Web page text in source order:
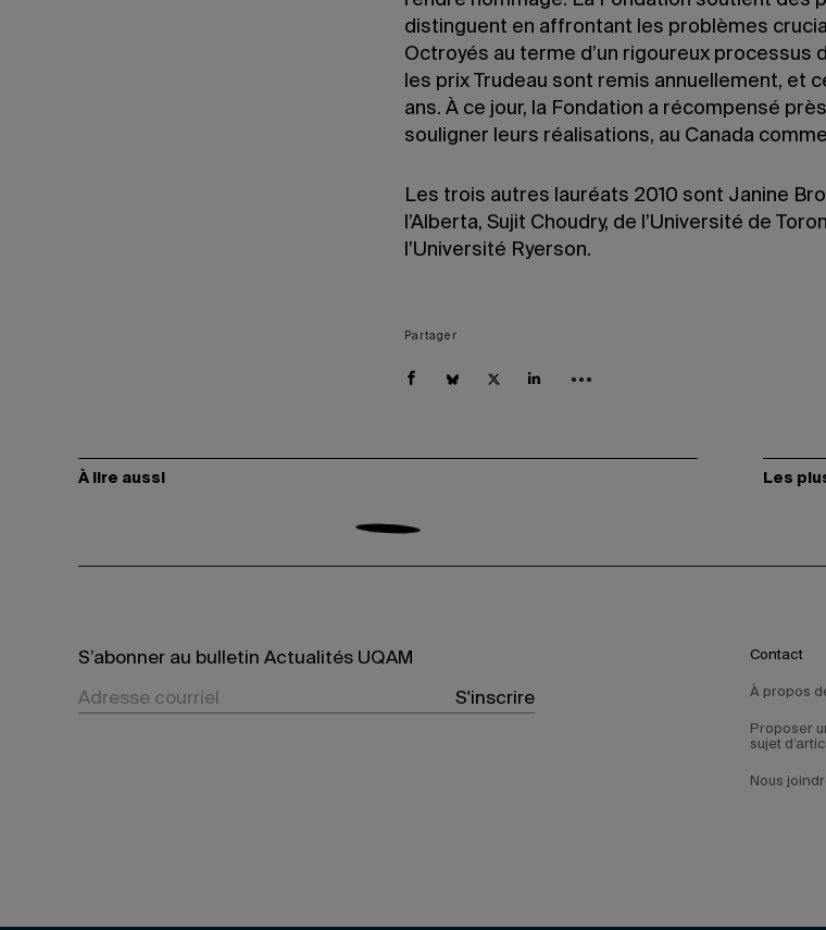
distinguent en affrontant les problèmes
Octroyés au terme d’un rigoureux processus
les prix Trudeau sont remis annuellement, et
ans. À ce jour, la Fondation a récompensé
souligner leurs réalisations, au Canada comme
Les trois autres lauréats 2010 sont Janine
l’Alberta, Sujit Choudry, de l’Université de
l’Université Ryerson.
Partager
À lire aussi Les
S’abonner au bulletin Actualités UQAM
S'inscrire
Contact
À propos
Proposer
sujet
Nous